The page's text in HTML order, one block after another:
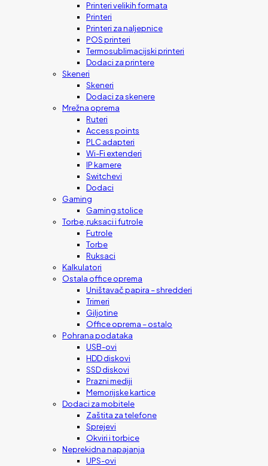
Printeri velikih formata
Printeri
Printeri za naljepnice
POS printeri
Termosublimacijski printeri
Dodaci za printere
Skeneri
Skeneri
Dodaci za skenere
Mrežna oprema
Ruteri
Access points
PLC adapteri
Wi-Fi extenderi
IP kamere
Switchevi
Dodaci
Gaming
Gaming stolice
Torbe, ruksaci i futrole
Futrole
Torbe
Ruksaci
Kalkulatori
Ostala office oprema
Uništavač papira – shredderi
Trimeri
Giljotine
Office oprema – ostalo
Pohrana podataka
USB-ovi
HDD diskovi
SSD diskovi
Prazni mediji
Memorijske kartice
Dodaci za mobitele
Zaštita za telefone
Sprejevi
Okviri i torbice
Neprekidna napajanja
UPS-ovi